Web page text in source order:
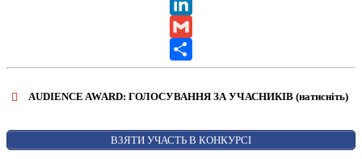
X
LinkedIn
Gmail
Share
AUDIENCE AWARD: ГОЛОСУВАННЯ ЗА УЧАСНИКІВ (натисніть)
AUDIENCE AWARD
ВЗЯТИ УЧАСТЬ В КОНКУРСІ